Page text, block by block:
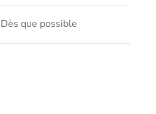
Dès que possible